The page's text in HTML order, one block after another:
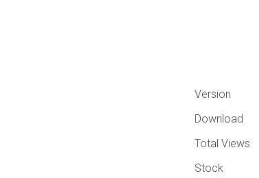
Version
Download
Total Views
Stock